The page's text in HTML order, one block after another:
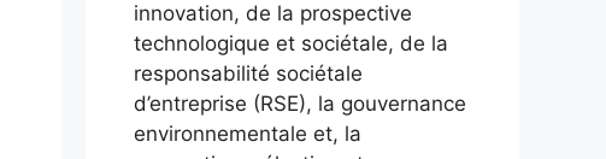
innovation, de la prospective
technologique et sociétale, de la
responsabilité sociétale
d’entreprise (RSE), la gouvernance
environnementale et, la